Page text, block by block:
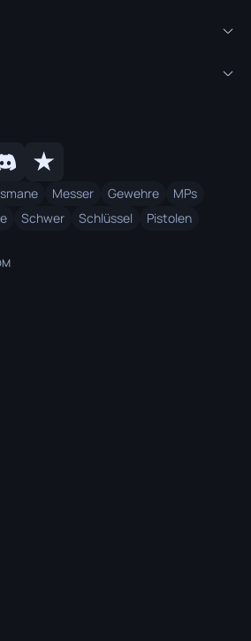
Messer Gewehre
MPs
Schwer Schlüssel
Pistolen